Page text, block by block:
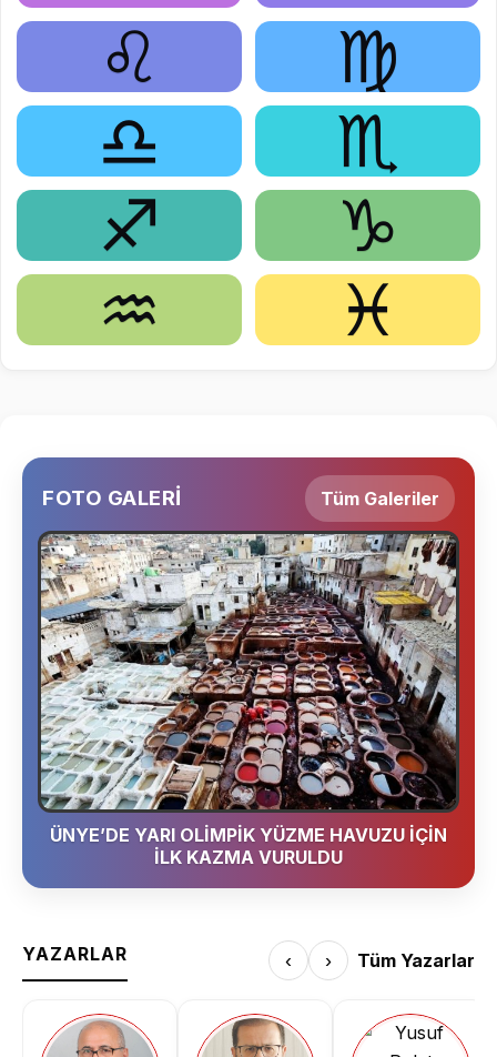
♌
♍
♎
♏
♐
♑
♒
♓
FOTO GALERİ Tüm Galeriler
ÜNYE’DE YARI OLİMPİK YÜZME HAVUZU İÇİN
İLK KAZMA VURULDU
YAZARLAR ‹ › Tüm Yazarlar